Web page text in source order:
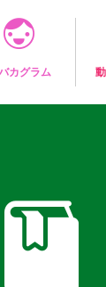
カグラム